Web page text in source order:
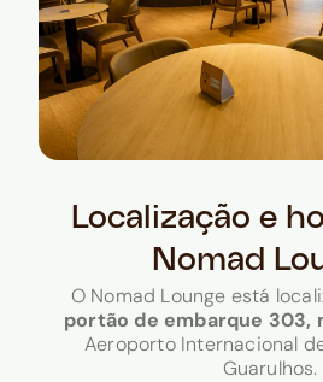
Localização e
Nomad
O Nomad Lounge está
portão de embarque 303,
Aeroporto Internacional
Guarulhos.